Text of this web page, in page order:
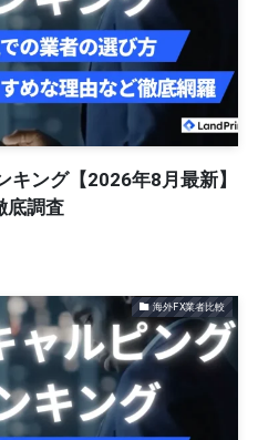
ング【2026年8月最新】
底調査
海外FX業者比較